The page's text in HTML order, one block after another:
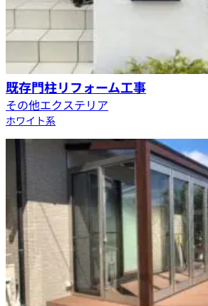
既存門柱リフォーム工事
その他エクステリア
ホワイト系